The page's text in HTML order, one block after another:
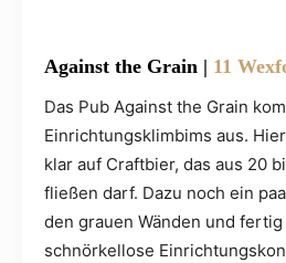
Against the Grain | 11
Das Pub Against the Grain
Einrichtungsklimbims aus.
klar auf Craftbier, das aus 20
fließen darf. Dazu noch ein
den grauen Wänden und fertig
schnörkellose